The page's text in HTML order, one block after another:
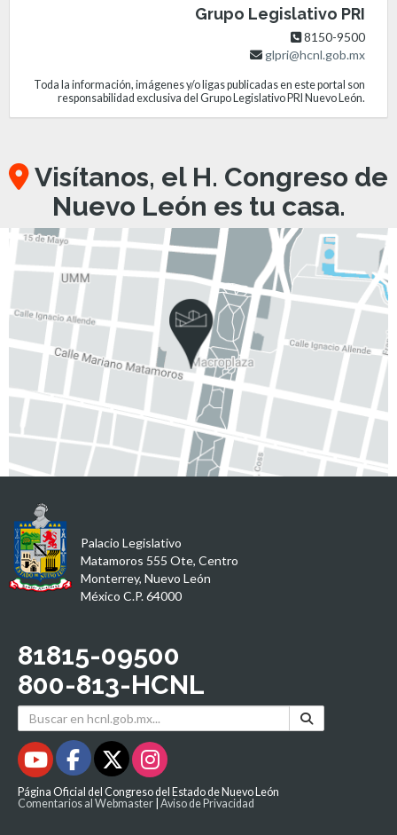
Grupo Legislativo PRI
8150-9500
glpri@hcnl.gob.mx
Toda la información, imágenes y/o ligas publicadas en este portal son
responsabilidad exclusiva del Grupo Legislativo PRI Nuevo León.
Visítanos, el H. Congreso de
Nuevo León es tu casa.
Palacio Legislativo
Matamoros 555 Ote, Centro
Monterrey, Nuevo León
México C.P. 64000
81815-09500
800-813-HCNL
Página Oficial del Congreso del Estado de Nuevo León
Comentarios al Webmaster Aviso de Privacidad